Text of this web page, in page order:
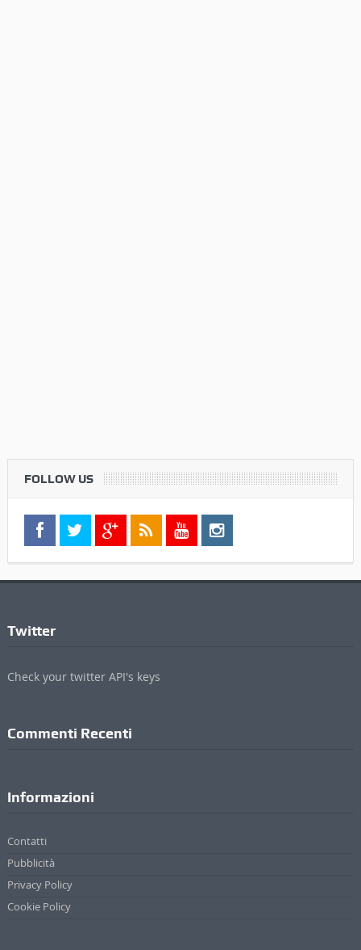
FOLLOW US
Twitter
Check your twitter API's keys
Commenti Recenti
Informazioni
Contatti
Pubblicità
Privacy Policy
Cookie Policy